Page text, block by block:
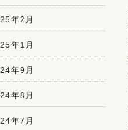
年2月
年1月
年9月
年8月
年7月